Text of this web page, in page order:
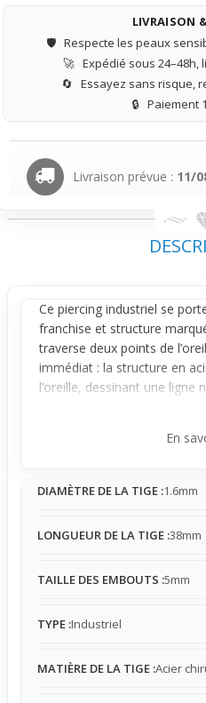
LIVRAISON
🛡️ Respecte les peaux
🚀 Expédié sous
🔄 Essayez sans risque,
🔒 Paiement
Livraison prévue : 11/
Ce piercing industriel se
franchise et structure
traverse deux points de l’
immédiat : la structure en
l’oreille, dessinant une ligne
La pièce est renforcée par
légère tension, selon
présence se fait sentir
pièce forte pour un look
streetwear. Un choix à
En
DIAMÈTRE DE LA TIGE :1.6mm
LONGUEUR DE LA TIGE :38mm
TAILLE DES EMBOUTS :5mm
TYPE :Industriel
MATIÈRE DE LA TIGE :Acier